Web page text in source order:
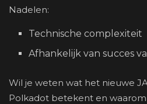
Nadelen:
Technische complexiteit
Afhankelijk van succes
Wil je weten wat het nieuwe
Polkadot betekent en